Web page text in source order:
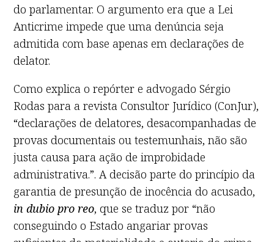
do parlamentar. O argumento era que a Lei
Anticrime impede que uma denúncia seja
admitida com base apenas em declarações de
delator.
Como explica o repórter e advogado Sérgio
Rodas para a revista Consultor Jurídico (ConJur),
“declarações de delatores, desacompanhadas de
provas documentais ou testemunhais, não são
justa causa para ação de improbidade
administrativa.”. A decisão parte do princípio da
garantia de presunção de inocência do acusado,
in dubio pro reo, que se traduz por “não
conseguindo o Estado angariar provas